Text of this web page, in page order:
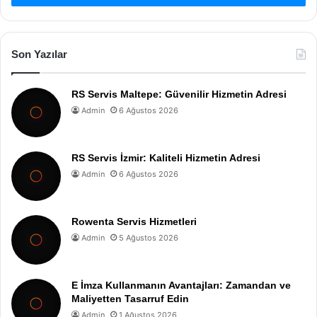
Son Yazılar
RS Servis Maltepe: Güvenilir Hizmetin Adresi
Admin 6 Ağustos 2026
RS Servis İzmir: Kaliteli Hizmetin Adresi
Admin 6 Ağustos 2026
Rowenta Servis Hizmetleri
Admin 5 Ağustos 2026
E İmza Kullanmanın Avantajları: Zamandan ve
Maliyetten Tasarruf Edin
Admin 1 Ağustos 2026